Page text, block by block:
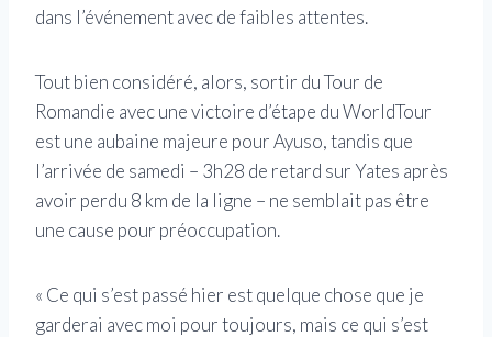
dans l’événement avec de faibles attentes.
Tout bien considéré, alors, sortir du Tour de
Romandie avec une victoire d’étape du WorldTour
est une aubaine majeure pour Ayuso, tandis que
l’arrivée de samedi – 3h28 de retard sur Yates après
avoir perdu 8 km de la ligne – ne semblait pas être
une cause pour préoccupation.
« Ce qui s’est passé hier est quelque chose que je
garderai avec moi pour toujours, mais ce qui s’est